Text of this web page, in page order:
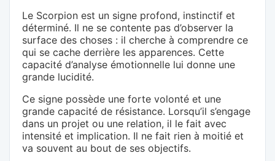
Le Scorpion est un signe profond, instinctif et
déterminé. Il ne se contente pas d’observer la
surface des choses : il cherche à comprendre ce
qui se cache derrière les apparences. Cette
capacité d’analyse émotionnelle lui donne une
grande lucidité.
Ce signe possède une forte volonté et une
grande capacité de résistance. Lorsqu’il s’engage
dans un projet ou une relation, il le fait avec
intensité et implication. Il ne fait rien à moitié et
va souvent au bout de ses objectifs.